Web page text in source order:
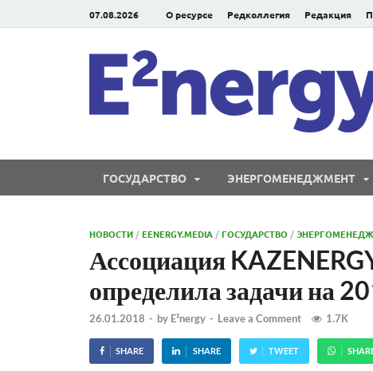
07.08.2026 О ресурсе Редколлегия Редакция
ГОСУДАРСТВО ЭНЕРГОМЕНЕДЖМЕНТ
НОВОСТИ /EENERGY.MEDIA /ГОСУДАРСТВО /
Ассоциация
определила задачи на
26.01.2018 - by E²nergy - Leave a Comment 1.7K
SHARE SHARE TWEET